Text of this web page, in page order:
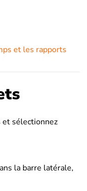
et les rapports
et sélectionnez
la barre latérale,